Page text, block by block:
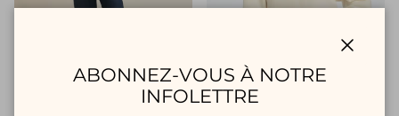
ABONNEZ-VOUS À NOTRE
INFOLETTRE